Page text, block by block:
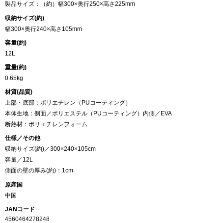
製品サイズ：（約）幅300×奥行250×高さ225mm
収納サイズ(約)
幅300×奥行240×高さ105mm
容量(約)
12L
重量(約)
0.65kg
材質(品質)
上部・底部：ポリエチレン（PUコーティング）
本体生地：側面／ポリエステル（PUコーティング）内側／EVA
断熱材：ポリエチレンフォーム
仕様／その他
収納サイズ(約)／300×240×105cm
容量／12L
側面の壁の厚み(約)：1cm
原産国
中国
JANコード
4560464278248